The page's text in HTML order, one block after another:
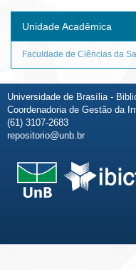
Unidade Acadêmica
Faculdade de Ciências da
Universidade de Brasília -
Coordenadoria de Gestão da
(61) 3107-2683
repositorio@unb.br